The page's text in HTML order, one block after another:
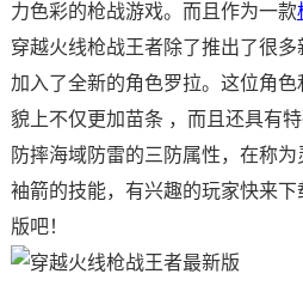
力色彩的枪战游戏。而且作为一款
穿越火线枪战王者除了推出了很
加入了全新的角色罗拉。这位角
貌上不仅更加苗条 ，而且还具有
防摔海域防雷的三防属性，在称
袖箭的技能，有兴趣的玩家快来
版吧！